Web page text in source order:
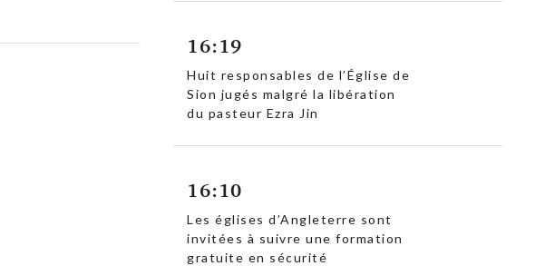
16:19
Huit responsables de l’Église de
Sion jugés malgré la libération
du pasteur Ezra Jin
16:10
Les églises d’Angleterre sont
invitées à suivre une formation
gratuite en sécurité